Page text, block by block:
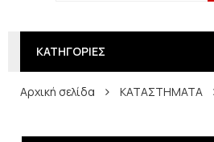
ΚΑΤΗΓΟΡΙΕΣ
Αρχική σελίδα ΚΑΤΑΣΤΗΜΑΤΑ